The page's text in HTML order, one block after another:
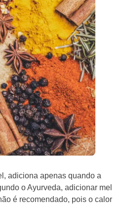
adiciona apenas quando a
o Ayurveda, adicionar mel
é recomendado, pois o calor